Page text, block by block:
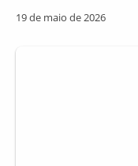
19 de maio de 2026